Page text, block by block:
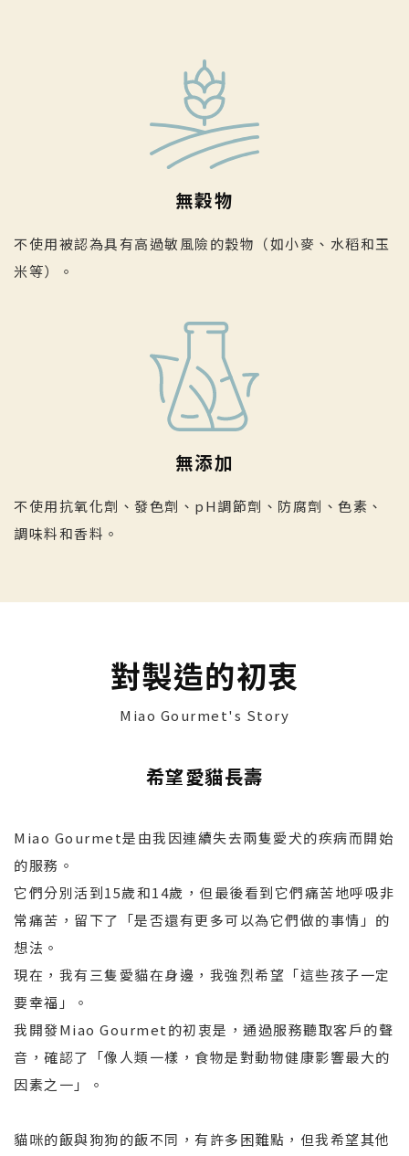
無穀物
不使用被認為具有高過敏風險的穀物（如小麥、水稻和玉
米等）。
無添加
不使用抗氧化劑、發色劑、pH調節劑、防腐劑、色素、
調味料和香料。
對製造的初衷
Miao Gourmet's Story
希望愛貓長壽
Miao Gourmet是由我因連續失去兩隻愛犬的疾病而開始
的服務。
它們分別活到15歲和14歲，但最後看到它們痛苦地呼吸非
常痛苦，留下了「是否還有更多可以為它們做的事情」的
想法。
現在，我有三隻愛貓在身邊，我強烈希望「這些孩子一定
要幸福」。
我開發Miao Gourmet的初衷是，通過服務聽取客戶的聲
音，確認了「像人類一樣，食物是對動物健康影響最大的
因素之一」。
貓咪的飯與狗狗的飯不同，有許多困難點，但我希望其他